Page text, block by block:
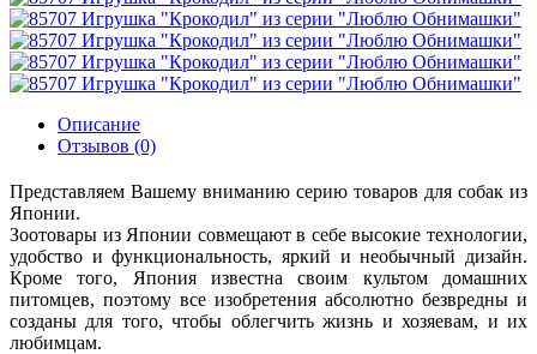
Описание
Отзывов (0)
Представляем Вашему вниманию серию товаров для собак из
Японии.
Зоотовары из Японии совмещают в себе высокие технологии,
удобство и функциональность, яркий и необычный дизайн.
Кроме того, Япония известна своим культом домашних
питомцев, поэтому все изобретения абсолютно безвредны и
созданы для того, чтобы облегчить жизнь и хозяевам, и их
любимцам.